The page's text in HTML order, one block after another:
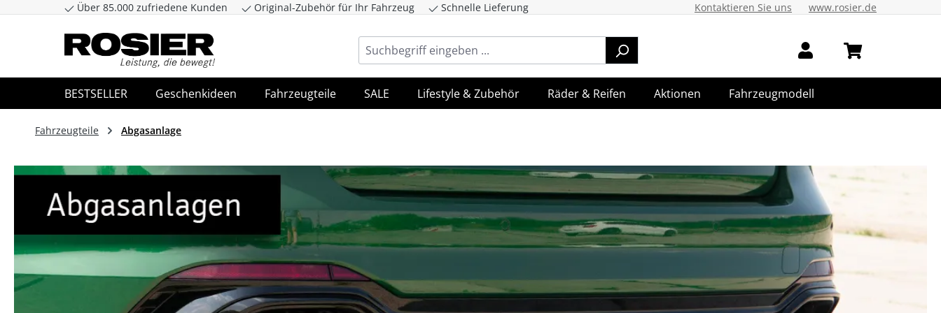
Zum Hauptinhalt springen Zur Suche springen Zur Hauptnavigation springen
Über 85.000 zufriedene Kunden Original-Zubehör für Ihr Fahrzeug Schnelle Lieferung Kontaktieren Sie uns www.rosier.de
BESTSELLER Geschenkideen Fahrzeugteile SALE Lifestyle & Zubehör Räder & Reifen Aktionen Fahrzeugmodell
Fahrzeugteile Abgasanlage